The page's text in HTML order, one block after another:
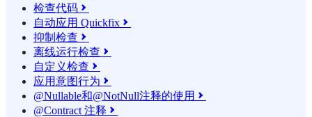
检查代码 
自动应用 Quickfix 
抑制检查 
离线运行检查 
自定义检查 
应用意图行为 
@Nullable和@NotNull注释的使用 
@Contract 注释 